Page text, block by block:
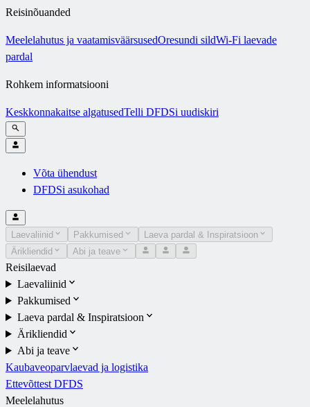
Reisinõuanded
Meelelahutus ja vaatamisväärsusedOresundi sildWi-Fi laevade
pardal
Rohkem informatsiooni
Keskkonnakaitse algatusedTelli DFDSi uudiskiri
Võta ühendust
DFDSi asukohad
Laevaliinid Pakkumised
Laeva pardal & Inspiratsioon
Ärikliendid
Abi ja teave
Reisilaevad
Laevaliinid
Pakkumised
Laeva pardal & Inspiratsioon
Ärikliendid
Abi ja teave
Kaubaveoparvlaevad ja logistika
Ettevõttest DFDS
Meelelahutus